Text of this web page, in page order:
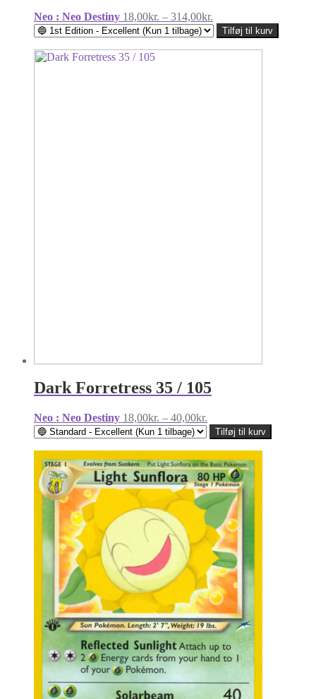
Neo : Neo Destiny 18,00kr. – 314,00kr.
18,00kr.
til
314,00kr.
Tilføj til kurv
Dark Forretress 35 / 105
Neo : Neo Destiny 18,00kr. – 40,00kr.
18,00kr.
til
Tilføj til kurv